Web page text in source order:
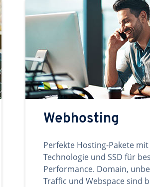
Webhosting
Perfekte Hosting-Pakete
Technologie und SSD für
Performance. Domain,
Traffic und Webspace sind